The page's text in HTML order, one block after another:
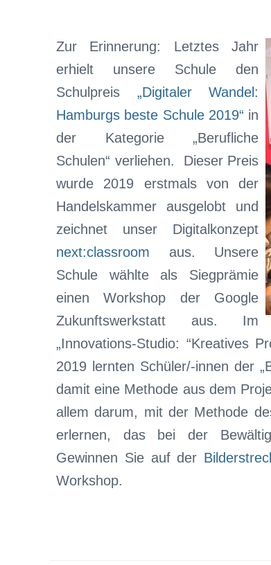
Zur Erinnerung: Letztes Jahr
erhielt unsere Schule den
Schulpreis „Digitaler Wandel:
Hamburgs beste Schule 2019“ in
der Kategorie „Berufliche
Schulen“ verliehen. Dieser Preis
wurde 2019 erstmals von der
Handelskammer ausgelobt und
zeichnet unser Digitalkonzept
next:classroom aus. Unsere
Schule wählte als Siegprämie
einen Workshop der Google
Zukunftswerkstatt aus. Im
„Innovations-Studio: “Kreatives
2019 lernten Schüler/-innen der
damit eine Methode aus dem
allem darum, mit der Methode
erlernen, das bei der
Gewinnen Sie auf der
Workshop.